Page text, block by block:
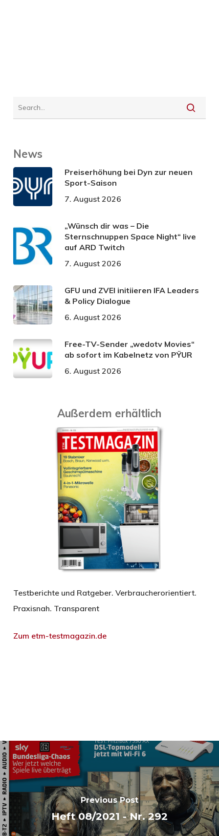
News
Preiserhöhung bei Dyn zur neuen
Sport-Saison
7. August 2026
„Wünsch dir was – Die
Sternschnuppen Space Night“ live
auf ARD Twitch
7. August 2026
GFU und ZVEI initiieren IFA Leaders
& Policy Dialogue
6. August 2026
Free-TV-Sender „wedotv Movies“
ab sofort im Kabelnetz von PŸUR
6. August 2026
Außerdem erhältlich
Testberichte und Ratgeber. Verbraucherorientiert.
Praxisnah. Transparent
Zum etm-testmagazin.de
Previous Post
Heft 08/2021 - Nr. 292